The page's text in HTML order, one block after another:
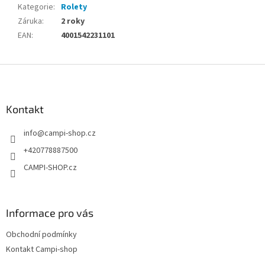
Kategorie: Rolety
Záruka:
2 roky
EAN: 4001542231101
Kontakt
info@campi-shop.cz
+420778887500
CAMPI-SHOP.cz
Informace pro vás
Obchodní podmínky
Kontakt Campi-shop